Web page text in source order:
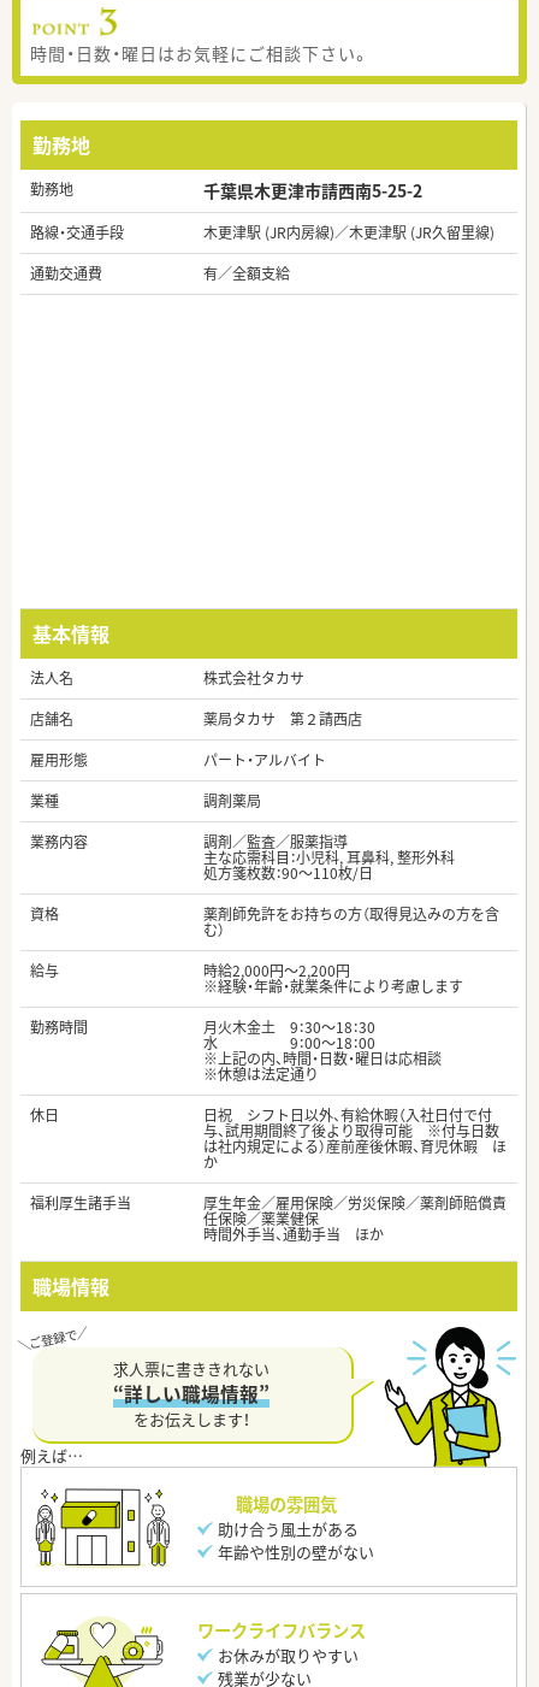
時間・日数・曜日はお気軽にご相談下さい。
勤務地
勤務地 千葉県木更津市請西南5-25-2
路線・交通手段
木更津駅 (JR内房線)／木更津駅 (JR久留里線)
通勤交通費
有／全額支給
基本情報
法人名
株式会社タカサ
店舗名
薬局タカサ 第２請西店
雇用形態
パート・アルバイト
業種
調剤薬局
業務内容
調剤／監査／服薬指導
主な応需科目：小児科, 耳鼻科, 整形外科
処方箋枚数：90～110枚/日
資格
薬剤師免許をお持ちの方（取得見込みの方を含
む）
給与
時給2,000円～2,200円
※経験・年齢・就業条件により考慮します
勤務時間
月火木金土 9：30～18：30
水 9：00～18：00
※上記の内、時間・日数・曜日は応相談
※休憩は法定通り
休日
日祝 シフト日以外、有給休暇（入社日付で付
与、試用期間終了後より取得可能 ※付与日数
は社内規定による）産前産後休暇、育児休暇 ほ
か
福利厚生諸手当
厚生年金／雇用保険／労災保険／薬剤師賠償責
任保険／薬業健保
時間外手当、通勤手当 ほか
職場情報
求人票に書ききれない
“詳しい職場情報”
をお伝えします！
職場の雰囲気
助け合う風土がある
年齢や性別の壁がない
ワークライフバランス
お休みが取りやすい
残業が少ない